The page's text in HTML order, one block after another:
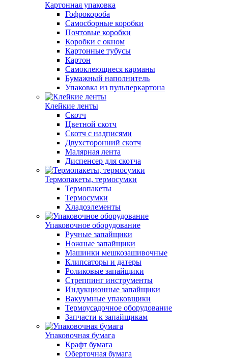
Картонная упаковка
Гофрокороба
Самосборные коробки
Почтовые коробки
Коробки с окном
Картонные тубусы
Картон
Самоклеющиеся карманы
Бумажный наполнитель
Упаковка из пульперкартона
Клейкие ленты
Скотч
Цветной скотч
Скотч с надписями
Двухсторонний скотч
Малярная лента
Диспенсер для скотча
Термопакеты, термосумки
Термопакеты
Термосумки
Хладоэлементы
Упаковочное оборудование
Ручные запайщики
Ножные запайщики
Машинки мешкозашивочные
Клипсаторы и датеры
Роликовые запайщики
Стреппинг инструменты
Индукционные запайщики
Вакуумные упаковщики
Термоусадочное оборудование
Запчасти к запайщикам
Упаковочная бумага
Крафт бумага
Оберточная бумага